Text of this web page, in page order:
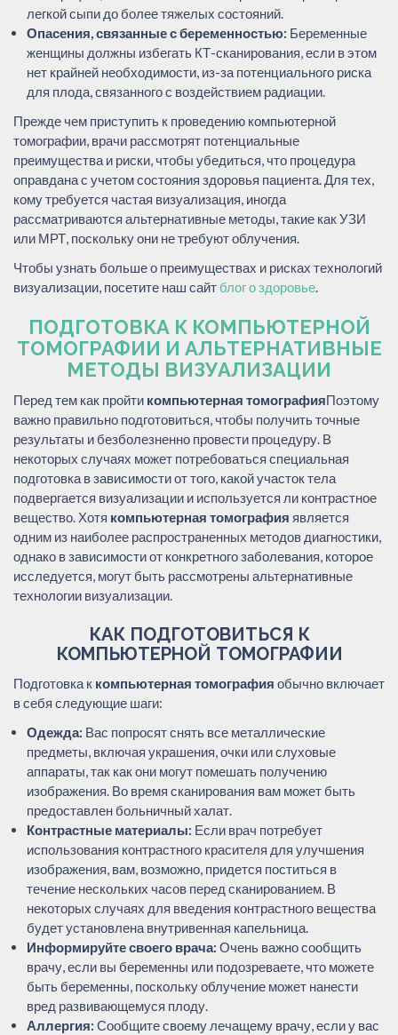
легкой сыпи до более тяжелых состояний.
Опасения, связанные с беременностью: Беременные
женщины должны избегать КТ-сканирования, если в этом
нет крайней необходимости, из-за потенциального риска
для плода, связанного с воздействием радиации.
Прежде чем приступить к проведению компьютерной
томографии, врачи рассмотрят потенциальные
преимущества и риски, чтобы убедиться, что процедура
оправдана с учетом состояния здоровья пациента. Для тех,
кому требуется частая визуализация, иногда
рассматриваются альтернативные методы, такие как УЗИ
или МРТ, поскольку они не требуют облучения.
Чтобы узнать больше о преимуществах и рисках технологий
визуализации, посетите наш сайт блог о здоровье.
ПОДГОТОВКА К КОМПЬЮТЕРНОЙ
ТОМОГРАФИИ И АЛЬТЕРНАТИВНЫЕ
МЕТОДЫ ВИЗУАЛИЗАЦИИ
Перед тем как пройти компьютерная томографияПоэтому
важно правильно подготовиться, чтобы получить точные
результаты и безболезненно провести процедуру. В
некоторых случаях может потребоваться специальная
подготовка в зависимости от того, какой участок тела
подвергается визуализации и используется ли контрастное
вещество. Хотя компьютерная томография является
одним из наиболее распространенных методов диагностики,
однако в зависимости от конкретного заболевания, которое
исследуется, могут быть рассмотрены альтернативные
технологии визуализации.
КАК ПОДГОТОВИТЬСЯ К
КОМПЬЮТЕРНОЙ ТОМОГРАФИИ
Подготовка к компьютерная томография обычно включает
в себя следующие шаги:
Одежда: Вас попросят снять все металлические
предметы, включая украшения, очки или слуховые
аппараты, так как они могут помешать получению
изображения. Во время сканирования вам может быть
предоставлен больничный халат.
Контрастные материалы: Если врач потребует
использования контрастного красителя для улучшения
изображения, вам, возможно, придется поститься в
течение нескольких часов перед сканированием. В
некоторых случаях для введения контрастного вещества
будет установлена внутривенная капельница.
Информируйте своего врача: Очень важно сообщить
врачу, если вы беременны или подозреваете, что можете
быть беременны, поскольку облучение может нанести
вред развивающемуся плоду.
Аллергия: Сообщите своему лечащему врачу, если у вас